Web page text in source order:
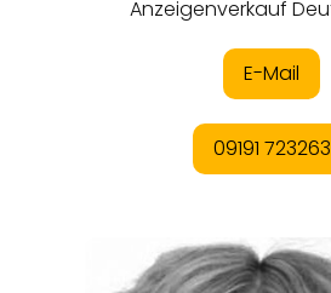
EVENTS
REISEFÜHRER